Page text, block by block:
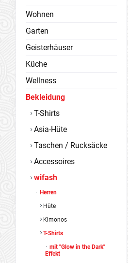
Wohnen
Garten
Geisterhäuser
Küche
Wellness
Bekleidung
T-Shirts
Asia-Hüte
Taschen / Rucksäcke
Accessoires
wifash
Herren
Hüte
Kimonos
T-Shirts
mit "Glow in the Dark"
Effekt